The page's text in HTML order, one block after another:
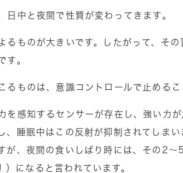
日中と夜間で性質が変わってきます。
るものが大きいです。したがって、そ
す。
るものは、意識コントロールで止めるこ
を感知するセンサーが存在し、強い力
、睡眠中はこの反射が抑制されてしま
が、夜間の食いしばり時には、その2
になると言われています。